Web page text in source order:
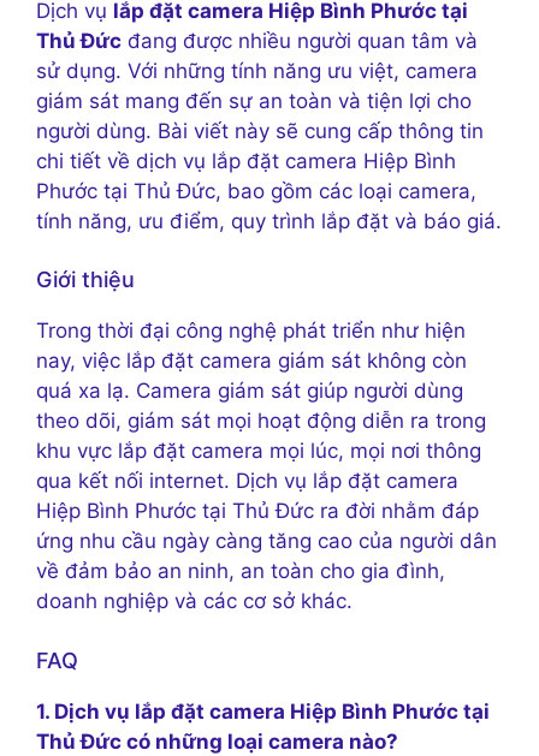
Dịch vụ lắp đặt camera Hiệp Bình Phước tại
Thủ Đức đang được nhiều người quan tâm và
sử dụng. Với những tính năng ưu việt, camera
giám sát mang đến sự an toàn và tiện lợi cho
người dùng. Bài viết này sẽ cung cấp thông tin
chi tiết về dịch vụ lắp đặt camera Hiệp Bình
Phước tại Thủ Đức, bao gồm các loại camera,
tính năng, ưu điểm, quy trình lắp đặt và báo giá.
Giới thiệu
Trong thời đại công nghệ phát triển như hiện
nay, việc lắp đặt camera giám sát không còn
quá xa lạ. Camera giám sát giúp người dùng
theo dõi, giám sát mọi hoạt động diễn ra trong
khu vực lắp đặt camera mọi lúc, mọi nơi thông
qua kết nối internet. Dịch vụ lắp đặt camera
Hiệp Bình Phước tại Thủ Đức ra đời nhằm đáp
ứng nhu cầu ngày càng tăng cao của người dân
về đảm bảo an ninh, an toàn cho gia đình,
doanh nghiệp và các cơ sở khác.
FAQ
1. Dịch vụ lắp đặt camera Hiệp Bình Phước tại
Thủ Đức có những loại camera nào?